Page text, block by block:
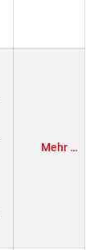
Mehr …